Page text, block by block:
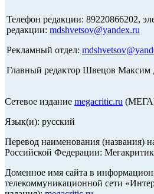
Телефон редакции: 89220866202,
редакции: mdshvetsov@yandex.ru
Рекламный отдел:
Главный редактор Швецов Максим
Сетевое издание megacritic.ru
Язык(и): русский
Перевод наименования (названия)
Российской Федерации: Мегакритик
Доменное имя сайта в
телекоммуникационной сети